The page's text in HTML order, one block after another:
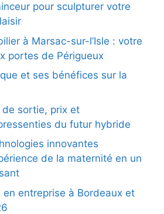
pour sculpturer votre
à Marsac-sur-l’Isle : votre
portes de Périgueux
et ses bénéfices sur la
de sortie, prix et
du futur hybride
innovantes
de la maternité en un
entreprise à Bordeaux et